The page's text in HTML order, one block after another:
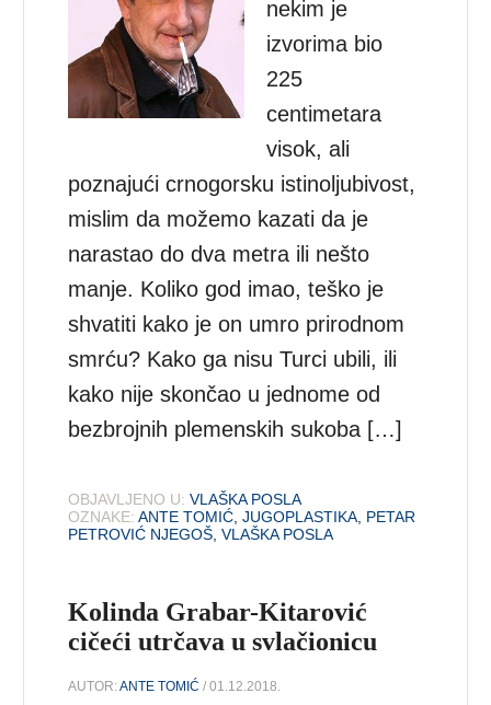
nekim je
izvorima bio
225
centimetara
visok, ali
poznajući crnogorsku istinoljubivost,
mislim da možemo kazati da je
narastao do dva metra ili nešto
manje. Koliko god imao, teško je
shvatiti kako je on umro prirodnom
smrću? Kako ga nisu Turci ubili, ili
kako nije skončao u jednome od
bezbrojnih plemenskih sukoba […]
OBJAVLJENO U: VLAŠKA POSLA
OZNAKE: ANTE TOMIĆ ,JUGOPLASTIKA PETAR
PETROVIĆ NJEGOŠ ,VLAŠKA POSLA
Kolinda Grabar-Kitarović
cičeći utrčava u svlačionicu
AUTOR:ANTE TOMIĆ / 01.12.2018.